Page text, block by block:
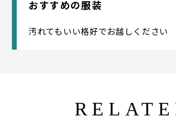
おすすめの服装
汚れてもいい格好でお越しください